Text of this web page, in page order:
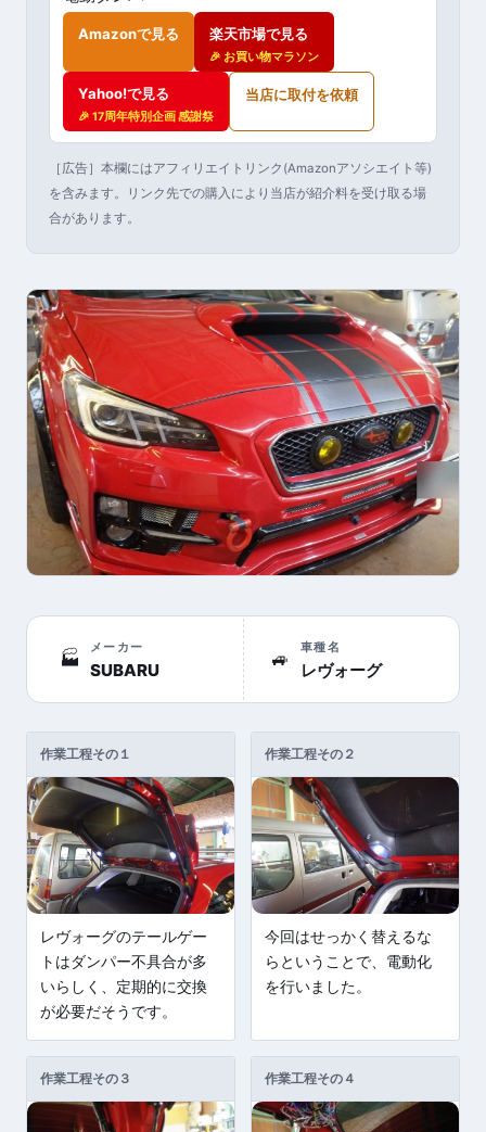
Amazonで見る 楽天市場で見る
🎉 お買い物マラソン
Yahoo!で見る
🎉 17周年特別企画 感謝祭
当店に取付を依頼
［広告］本欄にはアフィリエイトリンク(Amazonアソシエイト等)
を含みます。リンク先での購入により当店が紹介料を受け取る場
合があります。
🏭
メーカー
SUBARU
🚙
車種名
レヴォーグ
作業工程その１
レヴォーグのテールゲー
トはダンパー不具合が多
いらしく、定期的に交換
が必要だそうです。
作業工程その２
今回はせっかく替えるな
らということで、電動化
を行いました。
作業工程その３ 作業工程その４